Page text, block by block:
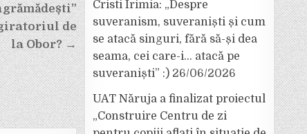
de
la Obor? →
Cristi Irimia: „Despre
suveranism, suveraniști și cum
se atacă singuri, fără să-și dea
seama, cei care-i… atacă pe
suveraniști” :) 26/06/2026
UAT Năruja a finalizat proiectul
„Construire Centru de zi